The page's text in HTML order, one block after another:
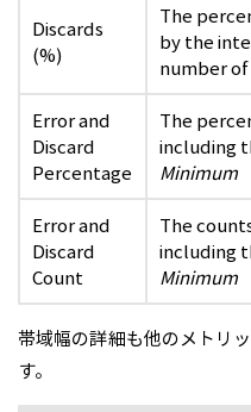
Discards
(%)
The
by the
number
Error and
Discard
Percentage
The
including
Minimum
Error and
Discard
Count
The
including
Minimum
帯域幅の詳細も他のメトリ
す。